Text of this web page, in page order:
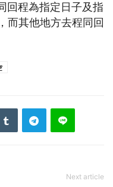
回程為指定日子及指
而其他地方去程同回
Next article